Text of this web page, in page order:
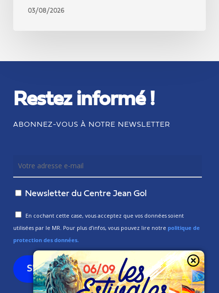
03/08/2026
Restez informé !
ABONNEZ-VOUS À NOTRE NEWSLETTER
Newsletter du Centre Jean Gol
En cochant cette case, vous acceptez que vos données soient
utilisées par le MR. Pour plus d’infos, vous pouvez lire notre politique de
protection des données.